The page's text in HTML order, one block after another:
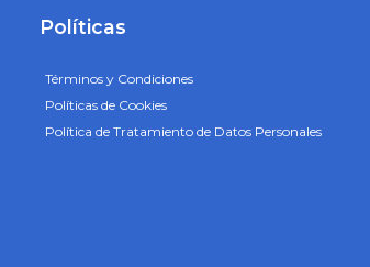
Políticas
Términos y Condiciones
Políticas de Cookies
Política de Tratamiento de Datos Personales